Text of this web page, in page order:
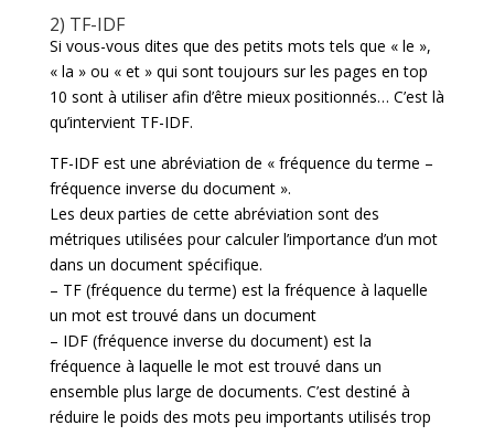
2) TF-IDF
Si vous-vous dites que des petits mots tels que « le »,
« la » ou « et » qui sont toujours sur les pages en top
10 sont à utiliser afin d’être mieux positionnés… C’est là
qu’intervient TF-IDF.
TF-IDF est une abréviation de « fréquence du terme –
fréquence inverse du document ».
Les deux parties de cette abréviation sont des
métriques utilisées pour calculer l’importance d’un mot
dans un document spécifique.
– TF (fréquence du terme) est la fréquence à laquelle
un mot est trouvé dans un document
– IDF (fréquence inverse du document) est la
fréquence à laquelle le mot est trouvé dans un
ensemble plus large de documents. C’est destiné à
réduire le poids des mots peu importants utilisés trop